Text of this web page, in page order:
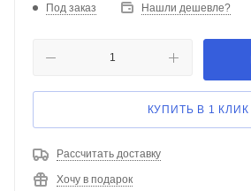
Под заказ Нашли дешевле?
КУПИТЬ В 1 КЛИК
Рассчитать доставку
Хочу в подарок